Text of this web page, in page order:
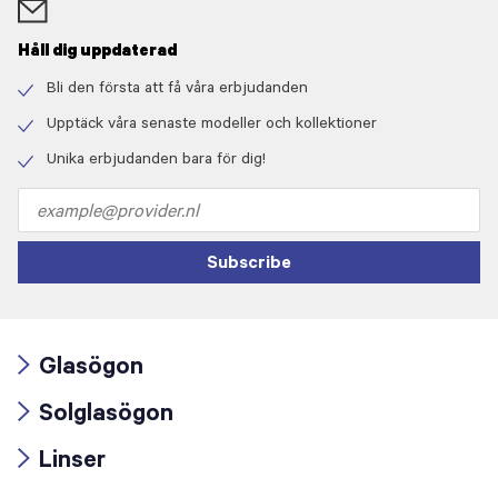
Håll dig uppdaterad
icon
Bli den första att få våra erbjudanden
icon
Upptäck våra senaste modeller och kollektioner
Unika erbjudanden bara för dig!
address
Subscribe
icon
Glasögon
icon
Solglasögon
Linser